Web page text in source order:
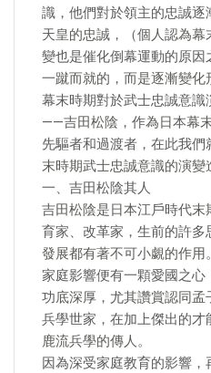
識，他們對於領主的忠誠
天皇的忠誠，（個人認為
變也是催化倒幕運動的原
一蹴而就的，而是逐漸變化
幕末時期對於武士忠誠意
——吉田松陰，作為日本幕
先驅者和過渡者，在此我
末時期武士忠誠意識的演變
一、吉田松陰其人
吉田松陰是日本江戶時代
育家、改革家，生前的許
發展都有著不可小覷的作
家庭影響便有一顆愛國之
功底深厚，尤其讚賞認同
兵學世家，在加上傑出的
鹿流兵學的傳人。
因為深受家庭教育的影響